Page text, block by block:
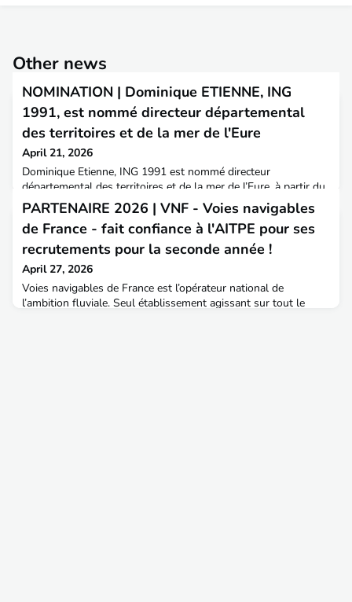
Other news
NOMINATION | Dominique ETIENNE, ING
1991, est nommé directeur départemental
des territoires et de la mer de l'Eure
April 21, 2026
Dominique Etienne, ING 1991 est nommé directeur
départemental des territoires et de la mer de l’Eure, à partir du
1er mai.L'AITPE lui souhaite le meilleur dans ses nouvelles
fonctions.📍 Dominique est diplômé de l'ENTPE en 1991,
promotion 36, il était directeur adjoint de la DREAL Normandie
depuis 2024.Près de trente ans d’engagement au service des
politiques publiques d’aménagement et de transpor
PARTENAIRE 2026 | VNF - Voies navigables
de France - fait confiance à l'AITPE pour ses
recrutements pour la seconde année !
April 27, 2026
Voies navigables de France est l’opérateur national de
l’ambition fluviale. Seul établissement agissant sur tout le